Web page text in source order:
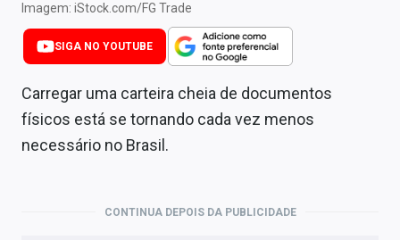
Central dos IPOs
Finanças Pessoais
Mercados
Imagem: iStock.com/FG Trade
SIGA NO YOUTUBE
Carregar uma carteira cheia de documentos
físicos está se tornando cada vez menos
necessário no Brasil.
CONTINUA DEPOIS DA PUBLICIDADE